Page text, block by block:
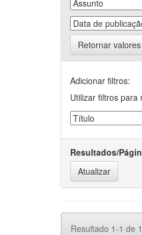
Retornar valores
Adicionar filtros:
Utilizar filtros para
Resultados/
Resultado 1-1 de